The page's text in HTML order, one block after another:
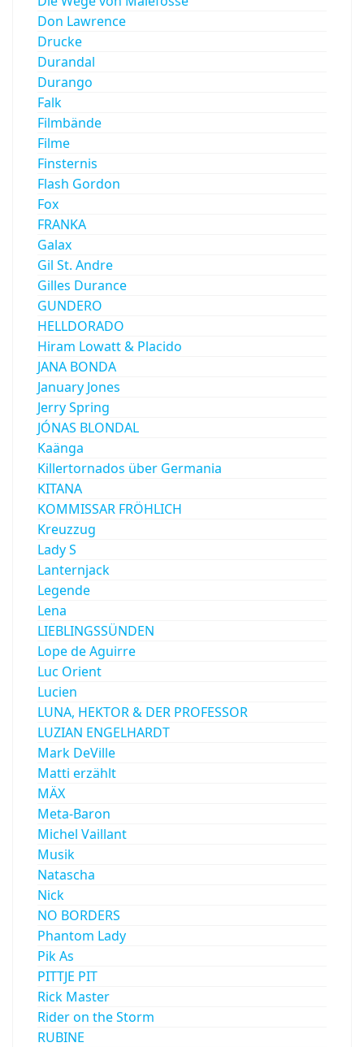
Don Lawrence
Drucke
Durandal
Durango
Falk
Filmbände
Filme
Finsternis
Flash Gordon
Fox
FRANKA
Galax
Gil St. Andre
Gilles Durance
GUNDERO
HELLDORADO
Hiram Lowatt & Placido
JANA BONDA
January Jones
Jerry Spring
JÓNAS BLONDAL
Kaänga
Killertornados über Germania
KITANA
KOMMISSAR FRÖHLICH
Kreuzzug
Lady S
Lanternjack
Legende
Lena
LIEBLINGSSÜNDEN
Lope de Aguirre
Luc Orient
Lucien
LUNA, HEKTOR & DER PROFESSOR
LUZIAN ENGELHARDT
Mark DeVille
Matti erzählt
MÄX
Meta-Baron
Michel Vaillant
Musik
Natascha
Nick
NO BORDERS
Phantom Lady
Pik As
PITTJE PIT
Rick Master
Rider on the Storm
RUBINE